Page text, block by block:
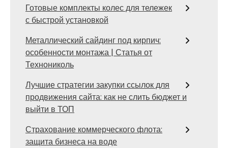
Готовые комплекты колес для тележек
с быстрой установкой
Металлический сайдинг под кирпич:
особенности монтажа | Статья от
Технониколь
Лучшие стратегии закупки ссылок для
продвижения сайта: как не слить бюджет и
выйти в ТОП
Страхование коммерческого флота:
защита бизнеса на воде